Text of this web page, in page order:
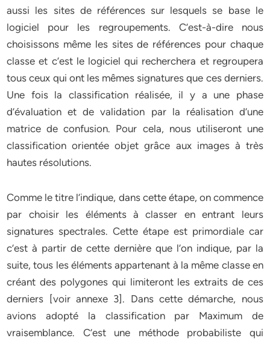
aussi les sites de références sur lesquels se base le
logiciel pour les regroupements. C’est-à-dire nous
choisissons même les sites de références pour chaque
classe et c’est le logiciel qui recherchera et regroupera
tous ceux qui ont les mêmes signatures que ces derniers.
Une fois la classification réalisée, il y a une phase
d’évaluation et de validation par la réalisation d’une
matrice de confusion. Pour cela, nous utiliseront une
classification orientée objet grâce aux images à très
hautes résolutions.
Comme le titre l’indique, dans cette étape, on commence
par choisir les éléments à classer en entrant leurs
signatures spectrales. Cette étape est primordiale car
c’est à partir de cette dernière que l’on indique, par la
suite, tous les éléments appartenant à la même classe en
créant des polygones qui limiteront les extraits de ces
derniers [voir annexe 3]. Dans cette démarche, nous
avions adopté la classification par Maximum de
vraisemblance. C’est une méthode probabiliste qui